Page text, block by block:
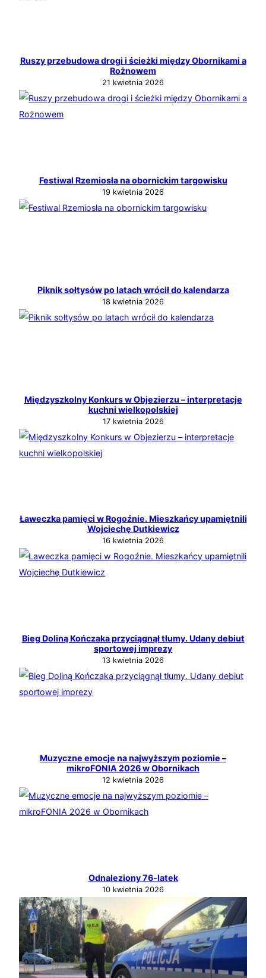
Ruszy przebudowa drogi i ścieżki między Obornikami a
Rożnowem
21 kwietnia 2026
Festiwal Rzemiosła na obornickim targowisku
19 kwietnia 2026
Piknik sołtysów po latach wrócił do kalendarza
18 kwietnia 2026
Międzyszkolny Konkurs w Objezierzu – interpretacje
kuchni wielkopolskiej
17 kwietnia 2026
Ławeczka pamięci w Rogoźnie. Mieszkańcy upamiętnili
Wojciechę Dutkiewicz
16 kwietnia 2026
Bieg Doliną Kończaka przyciągnął tłumy. Udany debiut
sportowej imprezy
13 kwietnia 2026
Muzyczne emocje na najwyższym poziomie –
mikroFONIA 2026 w Obornikach
12 kwietnia 2026
Odnaleziony 76‑latek
10 kwietnia 2026